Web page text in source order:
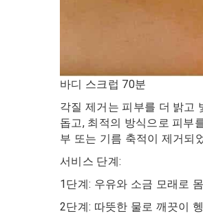
바디 스크럽 70분
각질 제거는 피부를 더 밝고
돕고, 최적의 방식으로 피부
부 또는 기름 축적이 제거되
서비스 단계:
1단계: 우유와 소금 모래로
2단계: 따뜻한 물로 깨끗이